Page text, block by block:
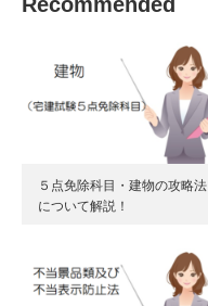
５点免除科目・建物の攻略法
について解説！